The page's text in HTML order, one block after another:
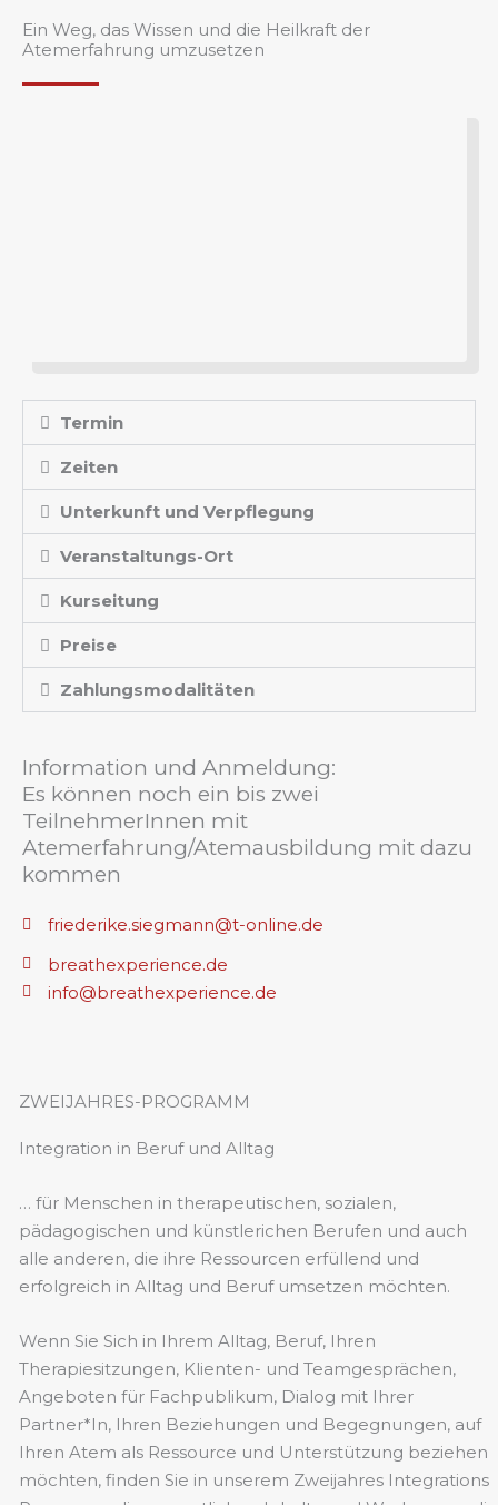
Ein Weg, das Wissen und die Heilkraft der
Atemerfahrung umzusetzen
Termin
Zeiten
Unterkunft und Verpflegung
Veranstaltungs-Ort
Kurseitung
Preise
Zahlungsmodalitäten
Information und Anmeldung:
Es können noch ein bis zwei
TeilnehmerInnen mit
Atemerfahrung/Atemausbildung mit dazu
kommen
breathexperience.de
info@breathexperience.de
friederike.siegmann@t-online.de
ZWEIJAHRES-PROGRAMM
Integration in Beruf und Alltag
… für Menschen in therapeutischen, sozialen,
pädagogischen und künstlerichen Berufen und auch
alle anderen, die ihre Ressourcen erfüllend und
erfolgreich in Alltag und Beruf umsetzen möchten.
Wenn Sie Sich in Ihrem Alltag, Beruf, Ihren
Therapiesitzungen, Klienten- und Teamgesprächen,
Angeboten für Fachpublikum, Dialog mit Ihrer
Partner*In, Ihren Beziehungen und Begegnungen, auf
Ihren Atem als Ressource und Unterstützung beziehen
möchten, finden Sie in unserem Zweijahres Integrations